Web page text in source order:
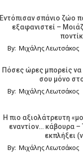
Εντόπισαν σπάνιο ζώο
εξαφανιστεί –
By: Μιχάλης Λεωτσάκος
Πόσες ώρες μπορείς
σου μόνο
By: Μιχάλης Λεωτσάκος
Η πιο αξιολάτρευτη
εναντίον… κάβουρα
εκπλήξει
By: Μιχάλης Λεωτσάκος